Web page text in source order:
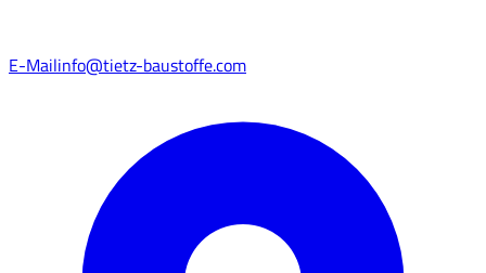
E-Mailinfo@tietz-baustoffe.com